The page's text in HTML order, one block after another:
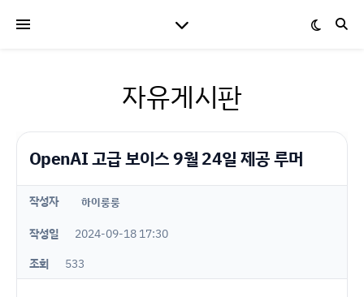
자유게시판
OpenAI 고급 보이스 9월 24일 제공 루머
작성자 하이룽룽
작성일
2024-09-18 17:30
조회
533